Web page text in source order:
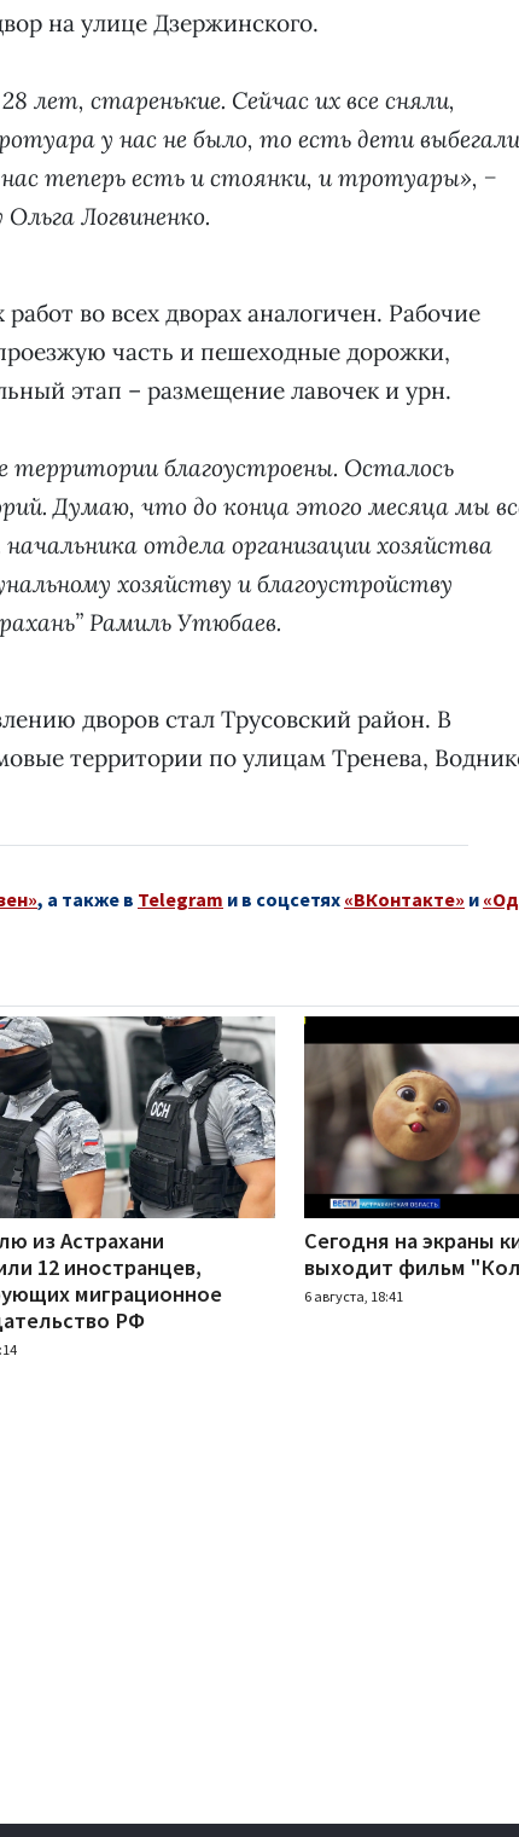
на улице Дзержинского.
лет, старенькие. Сейчас их все сняли,
у нас не было, то есть дети выбегали
нас теперь есть и стоянки, и тротуары», −
Логвиненко.
во всех дворах аналогичен. Рабочие
часть и пешеходные дорожки,
этап – размещение лавочек и урн.
территории благоустроены. Осталось
Думаю, что до конца этого месяца мы
отдела организации хозяйства
хозяйству и благоустройству
Рамиль Утюбаев.
дворов стал Трусовский район. В
территории по улицам Тренева,
, а также в Telegram и в соцсетях «ВКонтакте» и
из Астрахани
12 иностранцев,
миграционное
РФ
Сегодня на экраны
выходит фильм
6 августа, 18:41